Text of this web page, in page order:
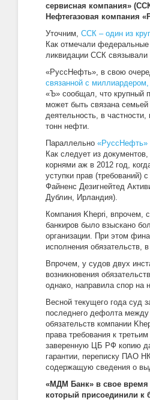
сервисная компания»
Нефтегазовая компания
Уточним, ССК – один из
Как отмечали
ликвидации ССК связывали
«РуссНефть», в свою
связанной с
«Ъ» сообщал, что крупный
может быть связана
деятельность, в
тонн нефти.
Параллельно «РуссНефть»
Как следует из
корнями аж в 2012 год,
уступки прав (требований)
Файненс Дезигнейтед
Дублин, Ирландия).
Компания Khepri, впрочем,
банкиров было взыскано
организации. При этом
исполнения обязательств,
Впрочем, у судов двух
возникновения
однако, направила спор на
Весной текущего года суд
последнего дефолта
обязательств компании
права требования к
заверенную ЦБ РФ копию
гарантии, переписку ПАО
содержащую сведения о
«МДМ Банк» в свое время
который присоединили к